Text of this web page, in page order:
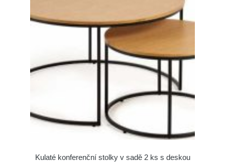
Kulaté konferenční stolky v sadě 2 ks s deskou